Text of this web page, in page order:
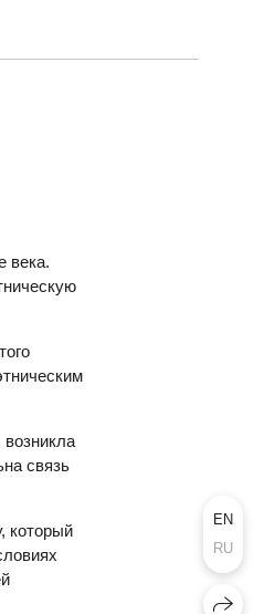
века.
связь
который
EN
RU